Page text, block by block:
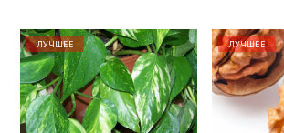
ЛУЧШЕЕ ЛУЧШЕЕ